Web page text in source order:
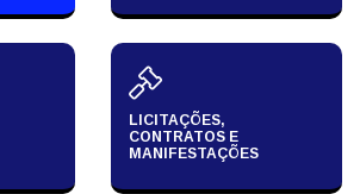
LICITAÇÕES,
CONTRATOS E
MANIFESTAÇÕES